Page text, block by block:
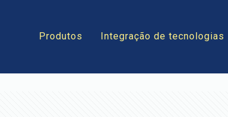
Produtos Integração de tecnologias